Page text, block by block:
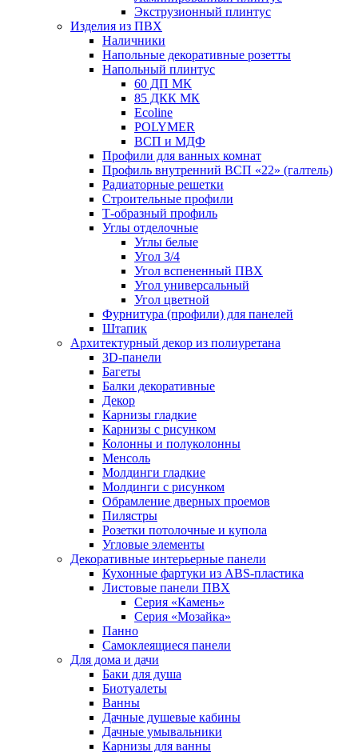
Экструзионный плинтус
Изделия из ПВХ
Наличники
Напольные декоративные розетты
Напольный плинтус
60 ДП МК
85 ДКК МК
Ecoline
POLYMER
ВСП и МДФ
Профили для ванных комнат
Профиль внутренний ВСП «22» (галтель)
Радиаторные решетки
Строительные профили
Т-образный профиль
Углы отделочные
Углы белые
Угол 3/4
Угол вспененный ПВХ
Угол универсальный
Угол цветной
Фурнитура (профили) для панелей
Штапик
Архитектурный декор из полиуретана
3D-панели
Багеты
Балки декоративные
Декор
Карнизы гладкие
Карнизы с рисунком
Колонны и полуколонны
Менсоль
Молдинги гладкие
Молдинги с рисунком
Обрамление дверных проемов
Пилястры
Розетки потолочные и купола
Угловые элементы
Декоративные интерьерные панели
Кухонные фартуки из ABS-пластика
Листовые панели ПВХ
Серия «Камень»
Серия «Мозайка»
Панно
Самоклеящиеся панели
Для дома и дачи
Баки для душа
Биотуалеты
Ванны
Дачные душевые кабины
Дачные умывальники
Карнизы для ванны